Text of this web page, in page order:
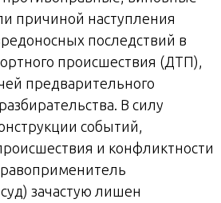
причиной наступления
последствий в
происшествия (ДТП),
предварительного
В силу
событий,
и конфликтности
зачастую лишен